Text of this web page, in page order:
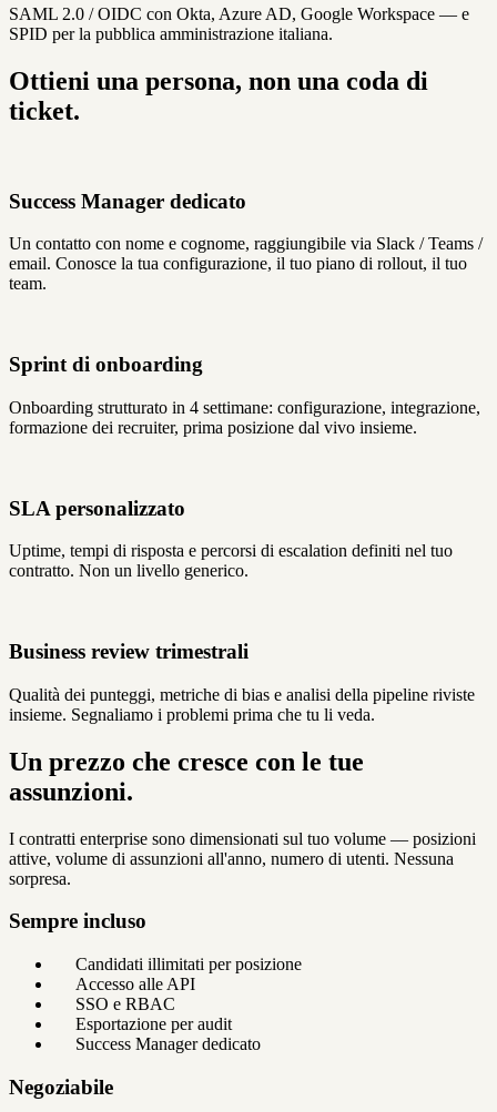
SAML 2.0 / OIDC con Okta, Azure AD, Google Workspace — e
SPID per la pubblica amministrazione italiana.
Ottieni una persona, non una coda di
ticket.
Success Manager dedicato
Un contatto con nome e cognome, raggiungibile via Slack / Teams /
email. Conosce la tua configurazione, il tuo piano di rollout, il tuo
team.
Sprint di onboarding
Onboarding strutturato in 4 settimane: configurazione, integrazione,
formazione dei recruiter, prima posizione dal vivo insieme.
SLA personalizzato
Uptime, tempi di risposta e percorsi di escalation definiti nel tuo
contratto. Non un livello generico.
Business review trimestrali
Qualità dei punteggi, metriche di bias e analisi della pipeline riviste
insieme. Segnaliamo i problemi prima che tu li veda.
Un prezzo che cresce con le tue
assunzioni.
I contratti enterprise sono dimensionati sul tuo volume — posizioni
attive, volume di assunzioni all'anno, numero di utenti. Nessuna
sorpresa.
Sempre incluso
Candidati illimitati per posizione
Accesso alle API
SSO e RBAC
Esportazione per audit
Success Manager dedicato
Negoziabile